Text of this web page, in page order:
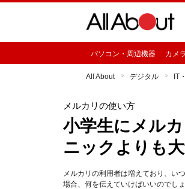
パソコン・周辺機器 カメ
All About デジタル IT
メルカリの使い方
小学生にメル
ニックよりも
メルカリの利用者は増えており、い
場合、何を伝えていけばいいのでしょ